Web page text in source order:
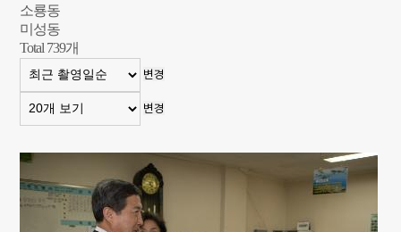
소룡동
미성동
Total 739개
변경
변경